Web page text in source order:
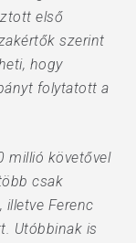
első
szerint
hogy
folytatott a
millió követővel
csak
illetve Ferenc
Utóbbinak is